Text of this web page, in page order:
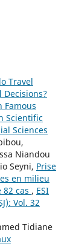
Travel
Decisions?
Famous
Scientific
Sciences
Niandou
Seyni, Prise
en milieu
cas , ESI
Vol. 32
Tidiane